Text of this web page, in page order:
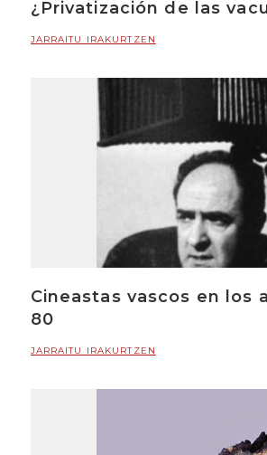
¿Privatización de las
JARRAITU IRAKURTZEN
Cineastas vascos en los
80
JARRAITU IRAKURTZEN